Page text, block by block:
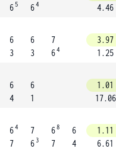
6 5
64
4.46
6
3
6
3
7
64
3.97
1.25
6
4
6
1
1.01
17.06
64
7
7
6 3
68
7
6
4
1.11
6.61